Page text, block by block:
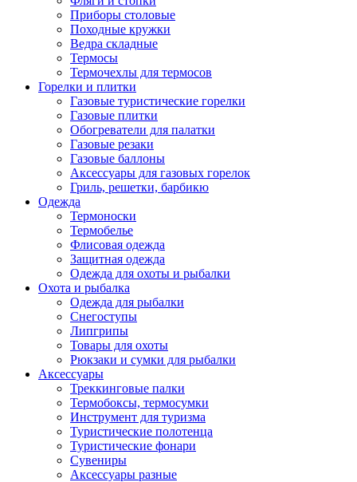
Приборы столовые
Походные кружки
Ведра складные
Термосы
Термочехлы для термосов
Горелки и плитки
Газовые туристические горелки
Газовые плитки
Обогреватели для палатки
Газовые резаки
Газовые баллоны
Аксессуары для газовых горелок
Гриль, решетки, барбикю
Одежда
Термоноски
Термобелье
Флисовая одежда
Защитная одежда
Одежда для охоты и рыбалки
Охота и рыбалка
Одежда для рыбалки
Снегоступы
Липгрипы
Товары для охоты
Рюкзаки и сумки для рыбалки
Аксессуары
Треккинговые палки
Термобоксы, термосумки
Инструмент для туризма
Туристические полотенца
Туристические фонари
Сувениры
Аксессуары разные